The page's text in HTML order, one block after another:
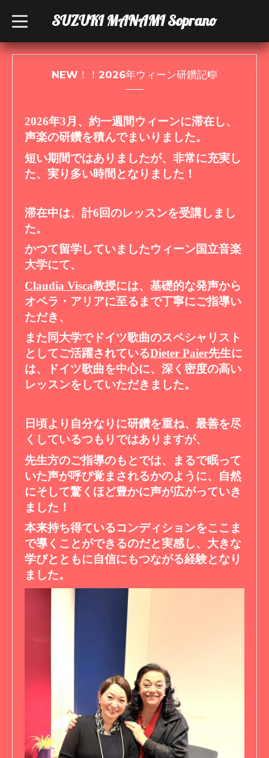
SUZUKI MANAMI Soprano
t
o
g
l
NEW！！2026年ウィーン研鑽記🎼
2026年3月、約一週間ウィーンに滞在し、
声楽の研鑽を積んでまいりました。
短い期間ではありましたが、非常に充実し
た、実り多い時間となりました！
滞在中は、計6回のレッスンを受講しまし
た。
かつて留学していましたウィーン国立音楽
大学にて、
Claudia Visca教授には、基礎的な発声から
オペラ・アリアに至るまで丁寧にご指導い
ただき、
また同大学でドイツ歌曲のスペシャリスト
としてご活躍されているDieter Paier先生に
は、ドイツ歌曲を中心に、深く密度の高い
レッスンをしていただきました。
日頃より自分なりに研鑽を重ね、最善を尽
くしているつもりではありますが、
先生方のご指導のもとでは、まるで眠って
いた声が呼び覚まされるかのように、自然
にそして驚くほど豊かに声が広がっていき
ました！
本来持ち得ているコンディションをここま
で導くことができるのだと実感し、大きな
学びとともに自信にもつながる経験となり
ました。